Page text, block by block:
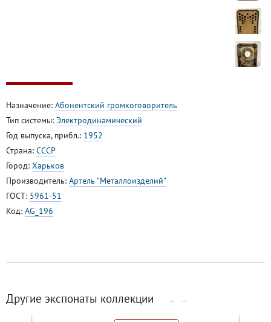
Назначение: Абонентский громкоговоритель
Тип системы: Электродинамический
Год выпуска, прибл.: 1952
Страна: СССР
Город: Харьков
Производитель: Артель "Металлоизделий"
ГОСТ: 5961-51
Код: AG_196
Другие экспонаты коллекции ← →